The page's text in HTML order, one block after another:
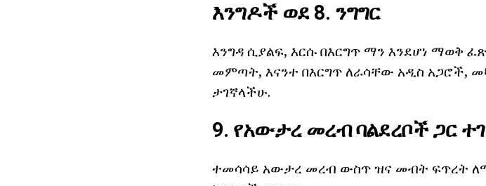
እንግዶች ወደ 8. ንግግር
እንግዳ ሲያልፍ, እርሱ በእርግጥ ማን እንደሆነ ማወቅ
መምጣት, እናንተ በእርግጥ ለራሳቸው አዲስ አጋሮች,
ታገኛላችሁ.
9. የአውታረ መረብ ባልደረቦች ጋር
ተመሳሳይ አውታረ መረብ ውስጥ ዝና መብት ፍጥረት